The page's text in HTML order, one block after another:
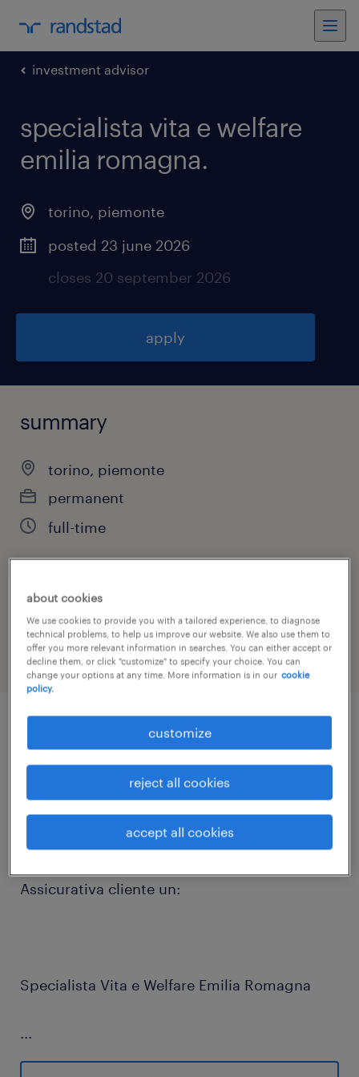
investment advisor
specialista vita e welfare
emilia romagna.
torino, piemonte
posted 23 june 2026
closes 20 september 2026
apply
summary
torino, piemonte
permanent
full-time
job category
finance & economics
job details
La divisione Banking & Insurance di Randstad
Leaders Search & Selection, specializzata
nella ricerca e selezione di profili di middle e
Assicurativa cliente un:
Specialista Vita e Welfare Emilia Romagna
...
about cookies
We use cookies to provide you with a tailored experience, to diagnose
technical problems, to help us improve our website. We also use them to
offer you more relevant information in searches. You can either accept or
decline them, or click "customize" to specify your choice. You can
change your options at any time. More information is in our cookie
policy.
customize
reject all cookies
accept all cookies